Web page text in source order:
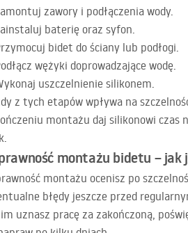
zawory i podłączenia wody.
baterię oraz syfon.
bidet do ściany lub podłogi.
wężyki doprowadzające wodę.
uszczelnienie silikonem.
z tych etapów wpływa na
montażu daj silikonowi czas
montażu bidetu – jak
montażu ocenisz po
błędy jeszcze przed
uznasz pracę za zakończoną,